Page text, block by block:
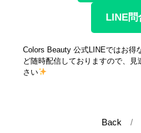
LINE問
Colors Beauty 公式LINEではお得
ど随時配信しておりますので、
さい
Back /